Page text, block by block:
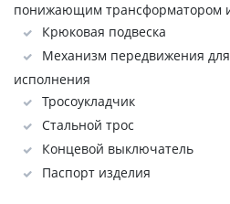
понижающим трансформатором
Крюковая подвеска
Механизм передвижения
исполнения
Тросоукладчик
Стальной трос
Концевой выключатель
Паспорт изделия